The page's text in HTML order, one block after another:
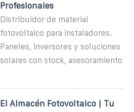
Profesionales
Distribuidor de material
fotovoltaico para instaladores.
Paneles, inversores y soluciones
solares con stock, asesoramiento
El Almacén Fotovoltaico | Tu